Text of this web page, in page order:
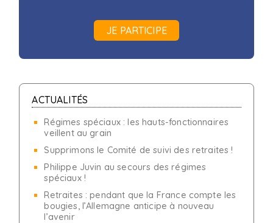
JE PARTICIPE
ACTUALITÉS
Régimes spéciaux : les hauts-fonctionnaires
veillent au grain
Supprimons le Comité de suivi des retraites !
Philippe Juvin au secours des régimes
spéciaux !
Retraites : pendant que la France compte les
bougies, l’Allemagne anticipe à nouveau
l’avenir